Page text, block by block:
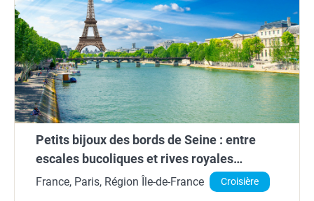
Petits bijoux des bords de Seine : entre
escales bucoliques et rives royales
(formule port/port)
France, Paris, Région Île-de-France Croisière